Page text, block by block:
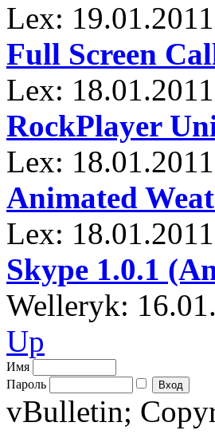
Lex:
Full Screen
Lex:
RockPlayer
Lex:
Animated
Lex:
Skype 1.0.1
Welleryk:
Up
Имя
Пароль
vBulletin;